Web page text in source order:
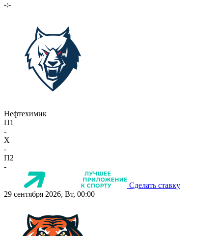
-:-
Нефтехимик
П1
-
X
-
П2
-
Сделать ставку
29 сентября 2026, Вт, 00:00